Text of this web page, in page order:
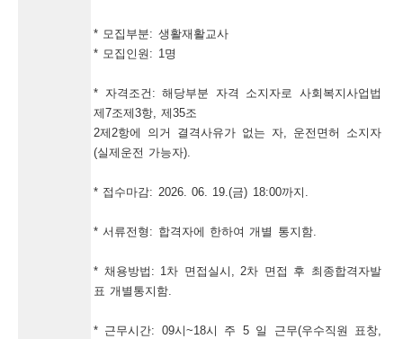
* 모집부분: 생활재활교사
* 모집인원: 1명
* 자격조건: 해당부분 자격 소지자로 사회복지사업법
제7조제3항, 제35조
2제2항에 의거 결격사유가 없는 자, 운전면허 소지자
(실제운전 가능자).
* 접수마감: 2026. 06. 19.(금) 18:00까지.
* 서류전형: 합격자에 한하여 개별 통지함.
* 채용방법: 1차 면접실시, 2차 면접 후 최종합격자발
표 개별통지함.
* 근무시간: 09시~18시 주 5 일 근무(우수직원 표창,